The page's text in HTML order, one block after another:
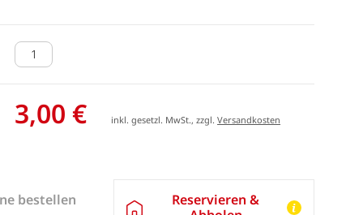
3,00 € inkl. gesetzl. MwSt., zzgl.Versandkosten
bestellen
Reservieren &